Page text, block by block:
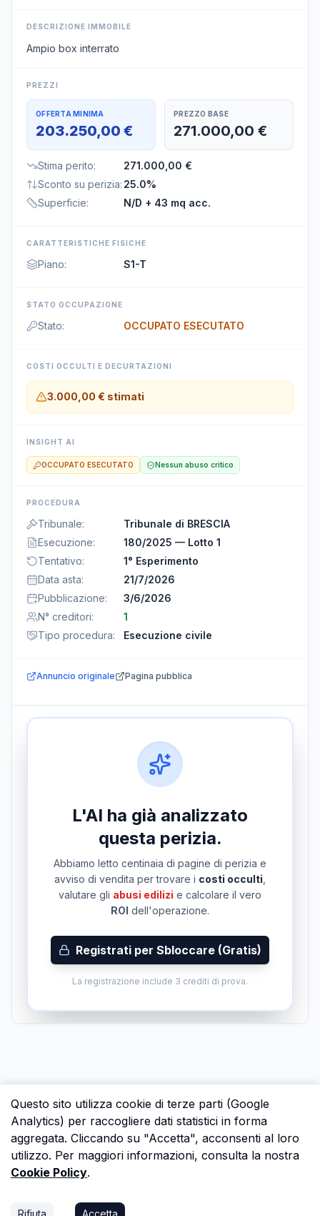
DESCRIZIONE IMMOBILE
Ampio box interrato
PREZZI
OFFERTA MINIMA
203.250,00 €
PREZZO BASE
271.000,00 €
Stima perito:
271.000,00 €
Sconto su perizia: 25.0%
Superficie: N/D + 43 mq acc.
CARATTERISTICHE FISICHE
Piano: S1-T
STATO OCCUPAZIONE
Stato: OCCUPATO ESECUTATO
COSTI OCCULTI E DECURTAZIONI
3.000,00 € stimati
INSIGHT AI
OCCUPATO ESECUTATO Nessun abuso critico
PROCEDURA
Tribunale:
Tribunale di BRESCIA
Esecuzione:
180/2025 — Lotto 1
Tentativo:
1° Esperimento
Data asta:
21/7/2026
Pubblicazione:
3/6/2026
N° creditori:
1
Tipo procedura: Esecuzione civile
Annuncio originale Pagina pubblica
L'AI ha già analizzato
questa perizia.
Abbiamo letto centinaia di pagine di perizia e
avviso di vendita per trovare i costi occulti
valutare gli abusi edilizi e calcolare il vero
ROI dell'operazione.
Registrati per Sbloccare (Gratis)
La registrazione include 3 crediti di prova.
Questo sito utilizza cookie di terze parti (Google
Analytics) per raccogliere dati statistici in forma
aggregata. Cliccando su "Accetta", acconsenti al loro
utilizzo. Per maggiori informazioni, consulta la nostra
Cookie Policy.
Rifiuta Accetta